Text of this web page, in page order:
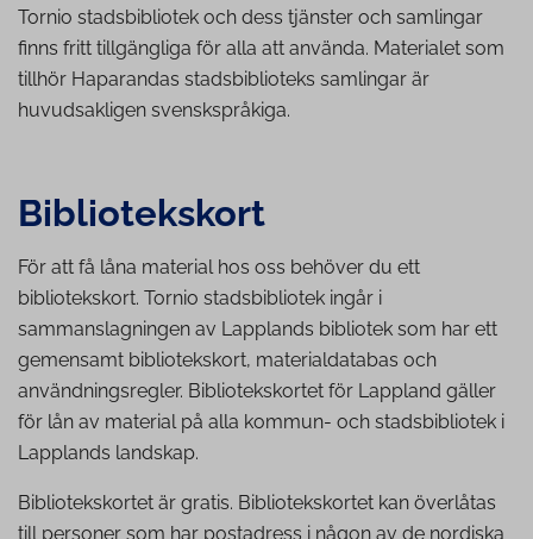
Tornio stadsbibliotek och dess tjänster och samlingar
finns fritt tillgängliga för alla att använda. Materialet som
tillhör Haparandas stadsbiblioteks samlingar är
huvudsakligen svenskspråkiga.
Bib­li­o­tekskort
För att få låna material hos oss behöver du ett
bibliotekskort. Tornio stadsbibliotek ingår i
sammanslagningen av Lapplands bibliotek som har ett
gemensamt bibliotekskort, materialdatabas och
användningsregler. Bibliotekskortet för Lappland gäller
för lån av material på alla kommun- och stadsbibliotek i
Lapplands landskap.
Bibliotekskortet är gratis. Bibliotekskortet kan överlåtas
till personer som har postadress i någon av de nordiska